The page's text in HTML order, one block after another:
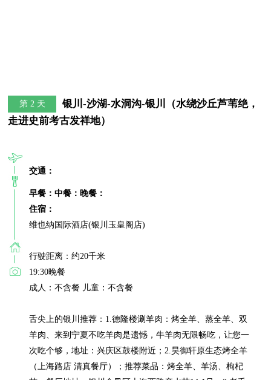
第 2 天
银川-沙湖-水洞沟-银川（水绕沙丘芦苇绝，
走进史前考古发祥地）
交通：
早餐：中餐：晚餐：
住宿：
维也纳国际酒店(银川玉皇阁店)
行驶距离：约20千米
19:30晚餐
成人：不含餐 儿童：不含餐
舌尖上的银川推荐：1.德隆楼涮羊肉：烤全羊、蒸全羊、双
羊肉、来到宁夏不吃羊肉是遗憾，牛羊肉无限畅吃，让您一
次吃个够，地址：兴庆区鼓楼附近；2.昊御轩原生态烤全羊
（上海路店 清真餐厅）；推荐菜品：烤全羊、羊汤、枸杞